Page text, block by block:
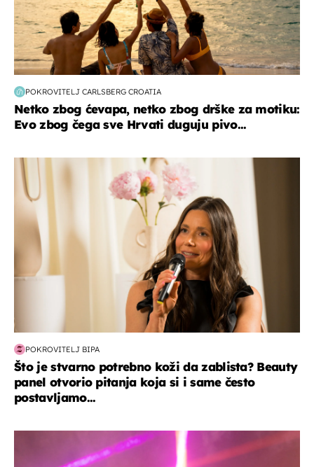
POKROVITELJ CARLSBERG CROATIA
Netko zbog ćevapa, netko zbog drške za motiku:
Evo zbog čega sve Hrvati duguju pivo...
moda & ljepota
POKROVITELJ BIPA
Što je stvarno potrebno koži da zablista? Beauty
panel otvorio pitanja koja si i same često
postavljamo...